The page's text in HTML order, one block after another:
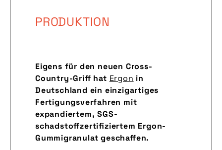
PRODUKTION
Eigens für den neuen Cross-
Country-Griff hat Ergon in
Deutschland ein einzigartiges
Fertigungsverfahren mit
expandiertem, SGS-
schadstoffzertifiziertem Ergon-
Gummigranulat geschaffen.